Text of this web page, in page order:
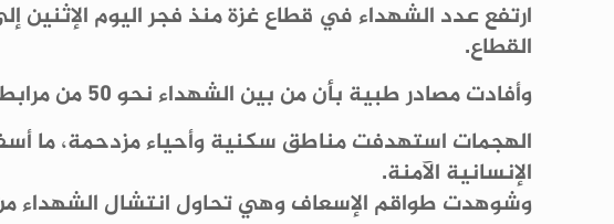
القطاع.
وأفادت مصادر طبية بأن من بين الشهداء نحو 50 من مرابطي غزة الذين كانوا ينتظرون مساعدات إنسانية عند نقاط التوزيع.
الهجمات استهدفت مناطق سكنية وأحياء مزدحمة، ما
الإنسانية الآمنة.
وشوهدت طواقم الإسعاف وهي تحاول انتشال الشهداء